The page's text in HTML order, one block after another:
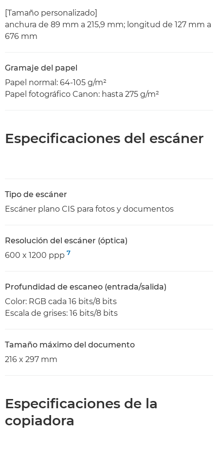
[Tamaño personalizado]
anchura de 89 mm a 215,9 mm; longitud de 127 mm a
676 mm
Gramaje del papel
Papel normal: 64-105 g/m²
Papel fotográfico Canon: hasta 275 g/m²
Especificaciones del escáner
Tipo de escáner
Escáner plano CIS para fotos y documentos
Resolución del escáner (óptica)
600 x 1200 ppp 7
Profundidad de escaneo (entrada/salida)
Color: RGB cada 16 bits/8 bits
Escala de grises: 16 bits/8 bits
Tamaño máximo del documento
216 x 297 mm
Especificaciones de la
copiadora